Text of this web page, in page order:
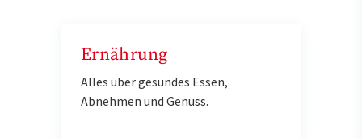
Ernährung
Alles über gesundes Essen,
Abnehmen und Genuss.